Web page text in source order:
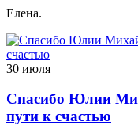
Елена.
30 июля
Спасибо Юлии
пути к счастью